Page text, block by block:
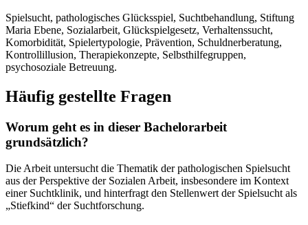
Spielsucht, pathologisches Glücksspiel, Suchtbehandlung, Stiftung
Maria Ebene, Sozialarbeit, Glückspielgesetz, Verhaltenssucht,
Komorbidität, Spielertypologie, Prävention, Schuldnerberatung,
Kontrollillusion, Therapiekonzepte, Selbsthilfegruppen,
psychosoziale Betreuung.
Häufig gestellte Fragen
Worum geht es in dieser Bachelorarbeit
grundsätzlich?
Die Arbeit untersucht die Thematik der pathologischen Spielsucht
aus der Perspektive der Sozialen Arbeit, insbesondere im Kontext
einer Suchtklinik, und hinterfragt den Stellenwert der Spielsucht als
„Stiefkind“ der Suchtforschung.